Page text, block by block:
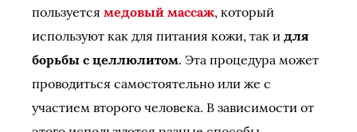
пользуется медовый массаж, который
используют как для питания кожи, так и для
борьбы с целлюлитом. Эта процедура может
проводиться самостоятельно или же с
участием второго человека. В зависимости от